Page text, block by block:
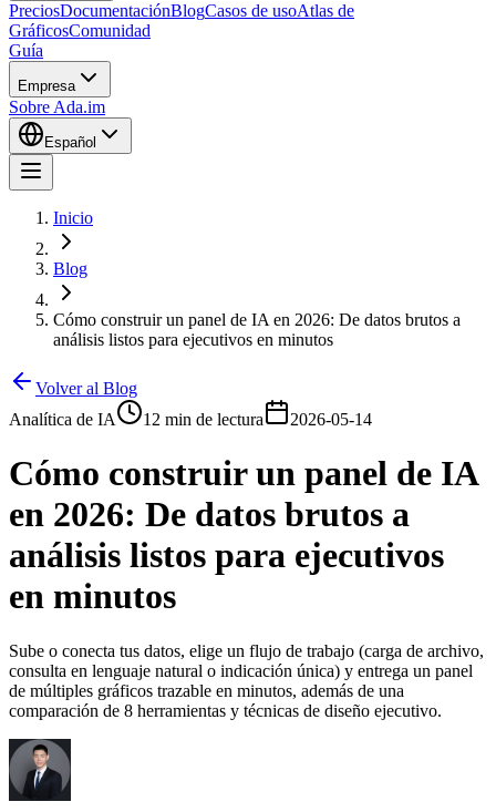
PreciosDocumentaciónBlogCasos de usoAtlas de
GráficosComunidad
Guía
Empresa
Sobre Ada.im
Español
Inicio
Blog
Cómo construir un panel de IA en 2026: De datos brutos a
análisis listos para ejecutivos en minutos
Volver al Blog
Analítica de IA
12 min de lectura 2026-05-14
Cómo construir un panel de IA
en 2026: De datos brutos a
análisis listos para ejecutivos
en minutos
Sube o conecta tus datos, elige un flujo de trabajo (carga de archivo,
consulta en lenguaje natural o indicación única) y entrega un panel
de múltiples gráficos trazable en minutos, además de una
comparación de 8 herramientas y técnicas de diseño ejecutivo.